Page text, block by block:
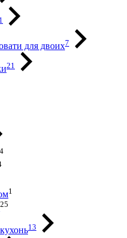
для двоих7
21
1
25
13